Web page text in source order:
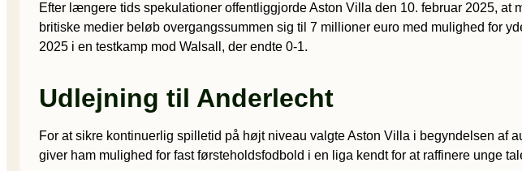
Efter længere tids spekulationer offentliggjorde Aston Villa den 10. februar 2025,
britiske medier beløb overgangssummen sig til 7 millioner euro med mulighed for
2025 i en testkamp mod Walsall, der endte 0-1.
Udlejning til Anderlecht
For at sikre kontinuerlig spilletid på højt niveau valgte Aston Villa i begyndelsen
giver ham mulighed for fast førsteholdsfodbold i en liga kendt for at raffinere unge